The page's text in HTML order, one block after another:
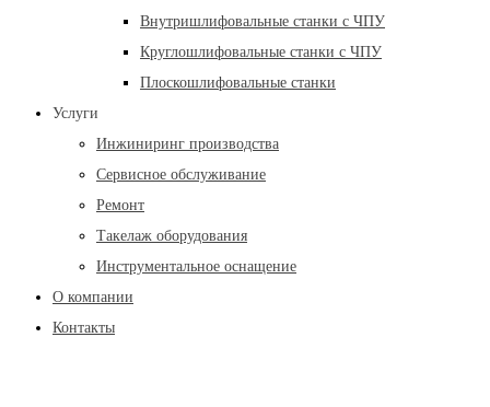
Внутришлифовальные станки с ЧПУ
Круглошлифовальные станки с ЧПУ
Плоскошлифовальные станки
Услуги
Инжиниринг производства
Сервисное обслуживание
Ремонт
Такелаж оборудования
Инструментальное оснащение
О компании
Контакты